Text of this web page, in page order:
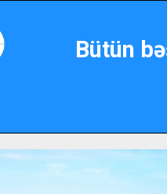
Bütün